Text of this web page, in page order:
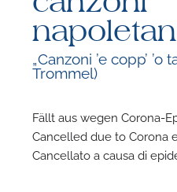
„Canzoni ’e copp’
Trommel)
Fällt aus wegen Corona-
Cancelled due to Corona
Cancellato a causa di